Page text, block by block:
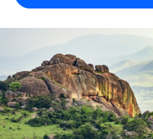
Globales Onboarding und
PEO
Auslagern von komplexen
INFRASTRUKTUR
WACHSTUMSPHASE
Startups
Agile HR- und Payroll-
Unternehmen
Mittelstand
Personalkostenrechner
Honorarzahlungen
Informationen zu möglichen
Abwicklungsfristen für
LERNEN MIT REMOTE
Français
Deutsch
Español
Anmelden